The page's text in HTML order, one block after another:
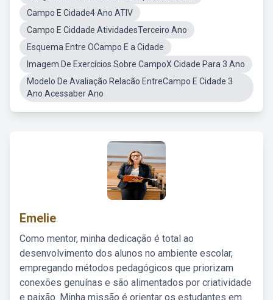
Campo E Cidade4 Ano ATIV
Campo E Ciddade AtividadesTerceiro Ano
Esquema Entre OCampo E a Cidade
Imagem De Exercícios Sobre CampoX Cidade Para 3 Ano
Modelo De Avaliação Relacão EntreCampo E Cidade 3
Ano Acessaber Ano
Emelie
Como mentor, minha dedicação é total ao
desenvolvimento dos alunos no ambiente escolar,
empregando métodos pedagógicos que priorizam
conexões genuínas e são alimentados por criatividade
e paixão. Minha missão é orientar os estudantes em